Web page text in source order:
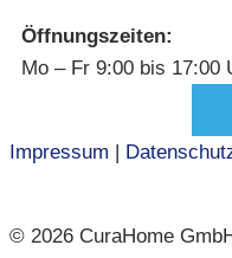
Öffnungszeiten:
Mo – Fr 9:00 bis 17:00
Impressum |
© 2026 CuraHome